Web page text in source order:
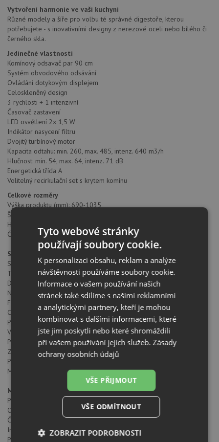
Vytvoření harmonie ve vaší kuchyni
Různé modely a šíře pro volbu té správné digestoře, kterou
potřebujete - s inovativními designy z nerezové oceli nebo bílého či
černého skla.
Jedinečné vlastnosti
Komínový odsavač par 90 cm
Systém obvodového odsávání
Ovládání dotykovým displejem
Celoskleněný design
3 rychlosti + 1 intenzivní
Časovač zastavení
LED osvětlení 2x 1,5 W
Indikátor nasycení filtru
Dvojitý turbínový motor
Kapacita odtahu: min. 260, max. 485, intenz. 640 m3/h
Hlučnost: min. 54, max. 64, intenz. 71 dB
Energetická třída A
Volitelný recirkulační set s krytem komínu
Celkové rozměry
Výška produktu (mm): 690-1035
Šířka produktu (mm): 898
Hloubka produktu (mm): 325
Čistá hmotnost (kg): 12,10
Specifické vlastnosti
Spotřeba vnitřního osvětlení (W): 2x1,5
Typ přípojky: schuko
Délka připojovacího kabelu (cm): 150
Napětí (V): 220-240
Frekvence (Hz): 50/60
Celkový výkon digestoře (W): 233
Počet motorů: 1
Výkon motorů: 230
Příslušenství
Zpětný ventil: ANO
Prodloužení: NO
Možnost uhlíkových filtrů: D9C
Modely
Počet filtrů: 1
Otevírací systém: Panel Uphold Hinge
Časovač: ANO
Indikátor nasycení filtru: ANO
Počet rychlostí: 3+1
Tyto webové stránky
používají soubory cookie.
K personalizaci obsahu, reklam a analýze
návštěvnosti používáme soubory cookie.
Informace o vašem používání našich
stránek také sdílíme s našimi reklamními
a analytickými partnery, kteří je mohou
kombinovat s dalšími informacemi, které
jste jim poskytli nebo které shromáždili
při vašem používání jejich služeb.Zásady
ochrany osobních údajů
VŠE PŘIJMOUT
VŠE ODMÍTNOUT
ZOBRAZIT PODROBNOSTI